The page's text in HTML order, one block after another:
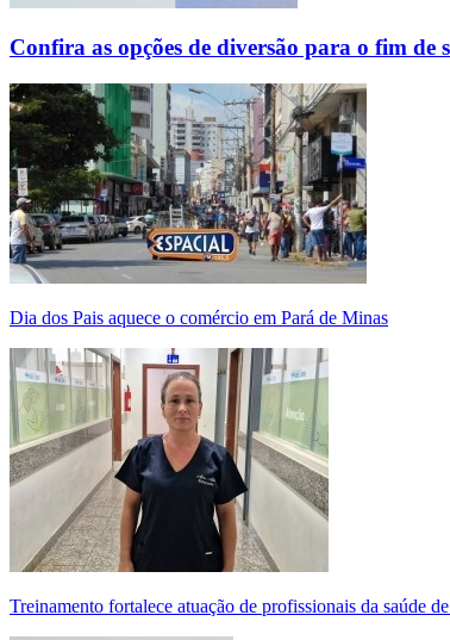
Confira as opções de diversão para o fim
Dia dos Pais aquece o comércio em Pará de Minas
Treinamento fortalece atuação de profissionais da saúde